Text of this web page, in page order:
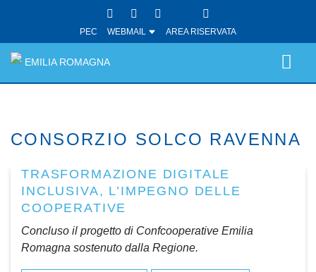
PEC WEBMAIL AREA RISERVATA
EMILIA ROMAGNA
CONSORZIO SOLCO RAVENNA
TRASFORMAZIONE DIGITALE
INCLUSIVA, L’IMPEGNO DELLE
COOPERATIVE
Concluso il progetto di Confcooperative Emilia
Romagna sostenuto dalla Regione.